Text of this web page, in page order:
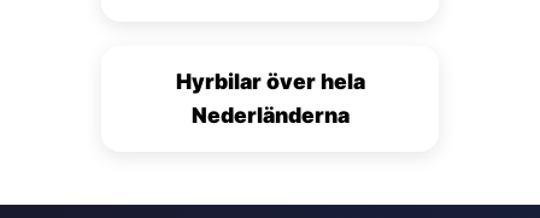
Hyrbilar över hela
Nederländerna